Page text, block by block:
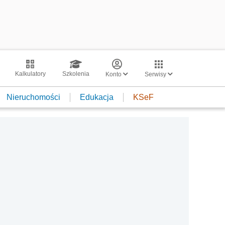
Kalkulatory Szkolenia Konto Serwisy
Nieruchomości Edukacja KSeF